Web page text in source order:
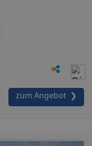
zum Angebot ❯